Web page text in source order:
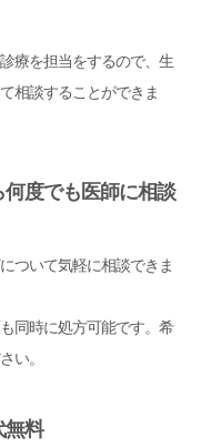
療を担当をするので、生
相談することができま
度でも医師に相談
ついて気軽に相談できま
同時に処方可能です。希
い。
無料